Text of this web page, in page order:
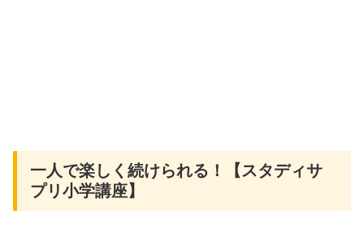
一人で楽しく続けられる！【スタディサ
プリ小学講座】